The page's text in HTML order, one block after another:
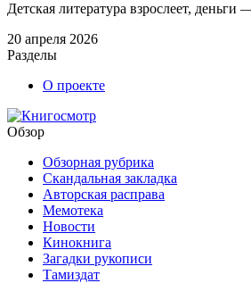
Детская литература взрослеет, деньги
20 апреля 2026
Разделы
О проекте
Обзор
Обзорная рубрика
Скандальная закладка
Авторская расправа
Мемотека
Новости
Кинокнига
Загадки рукописи
Тамиздат